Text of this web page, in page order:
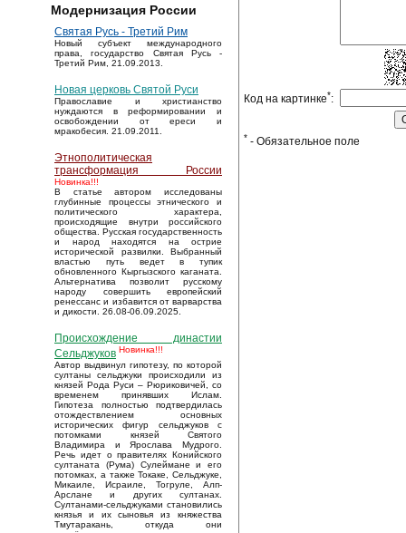
Модернизация России
Святая Русь - Третий Рим
Новый субъект международного
права, государство Святая Русь -
Третий Рим, 21.09.2013.
Новая церковь Святой Руси
Православие и христианство
нуждаются в реформировании и
освобождении от ереси и
мракобесия. 21.09.2011.
Этнополитическая
трансформация России
Новинка!!!
В статье автором исследованы
глубинные процессы этнического и
политического характера,
происходящие внутри российского
общества. Русская государственность
и народ находятся на острие
исторической развилки. Выбранный
властью путь ведет в тупик
обновленного Кыргызского каганата.
Альтернатива позволит русскому
народу совершить европейский
ренессанс и избавится от варварства
и дикости. 26.08-06.09.2025.
Происхождение династии
Сельджуков Новинка!!!
Автор выдвинул гипотезу, по которой
султаны сельджуки происходили из
князей Рода Руси – Рюриковичей, со
временем принявших Ислам.
Гипотеза полностью подтвердилась
отождествлением основных
исторических фигур сельджуков с
потомками князей Святого
Владимира и Ярослава Мудрого.
Речь идет о правителях Конийского
султаната (Рума) Сулеймане и его
потомках, а также Токаке, Сельджуке,
Микаиле, Исраиле, Тогруле, Алп-
Арслане и других султанах.
Султанами-сельджуками становились
князья и их сыновья из княжества
Тмутаракань, откуда они
Код на картинке*:
* - Обязательное поле